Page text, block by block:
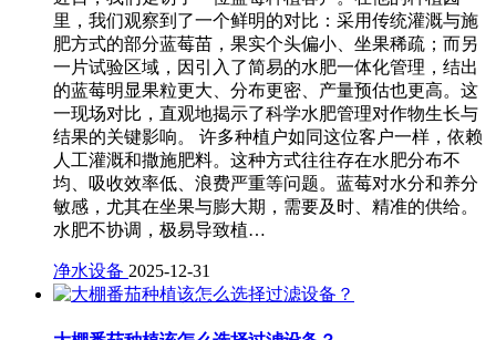
里，我们观察到了一个鲜明的对比：采用传统灌溉与施
肥方式的部分蓝莓苗，果实个头偏小、坐果稀疏；而另
一片试验区域，因引入了简易的水肥一体化管理，结出
的蓝莓明显果粒更大、分布更密、产量预估也更高。这
一现场对比，直观地揭示了科学水肥管理对作物生长与
结果的关键影响。 许多种植户如同这位客户一样，依赖
人工灌溉和撒施肥料。这种方式往往存在水肥分布不
均、吸收效率低、浪费严重等问题。蓝莓对水分和养分
敏感，尤其在坐果与膨大期，需要及时、精准的供给。
水肥不协调，极易导致植…
净水设备 2025-12-31